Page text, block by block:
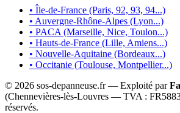
• Île-de-France (Paris, 92, 93, 94...)
• Auvergne-Rhône-Alpes (Lyon...)
• PACA (Marseille, Nice, Toulon...)
• Hauts-de-France (Lille, Amiens...)
• Nouvelle-Aquitaine (Bordeaux...)
• Occitanie (Toulouse, Montpellier...)
© 2026 sos-depanneuse.fr — Exploité par
(Chennevières-lès-Louvres — TVA :
réservés.